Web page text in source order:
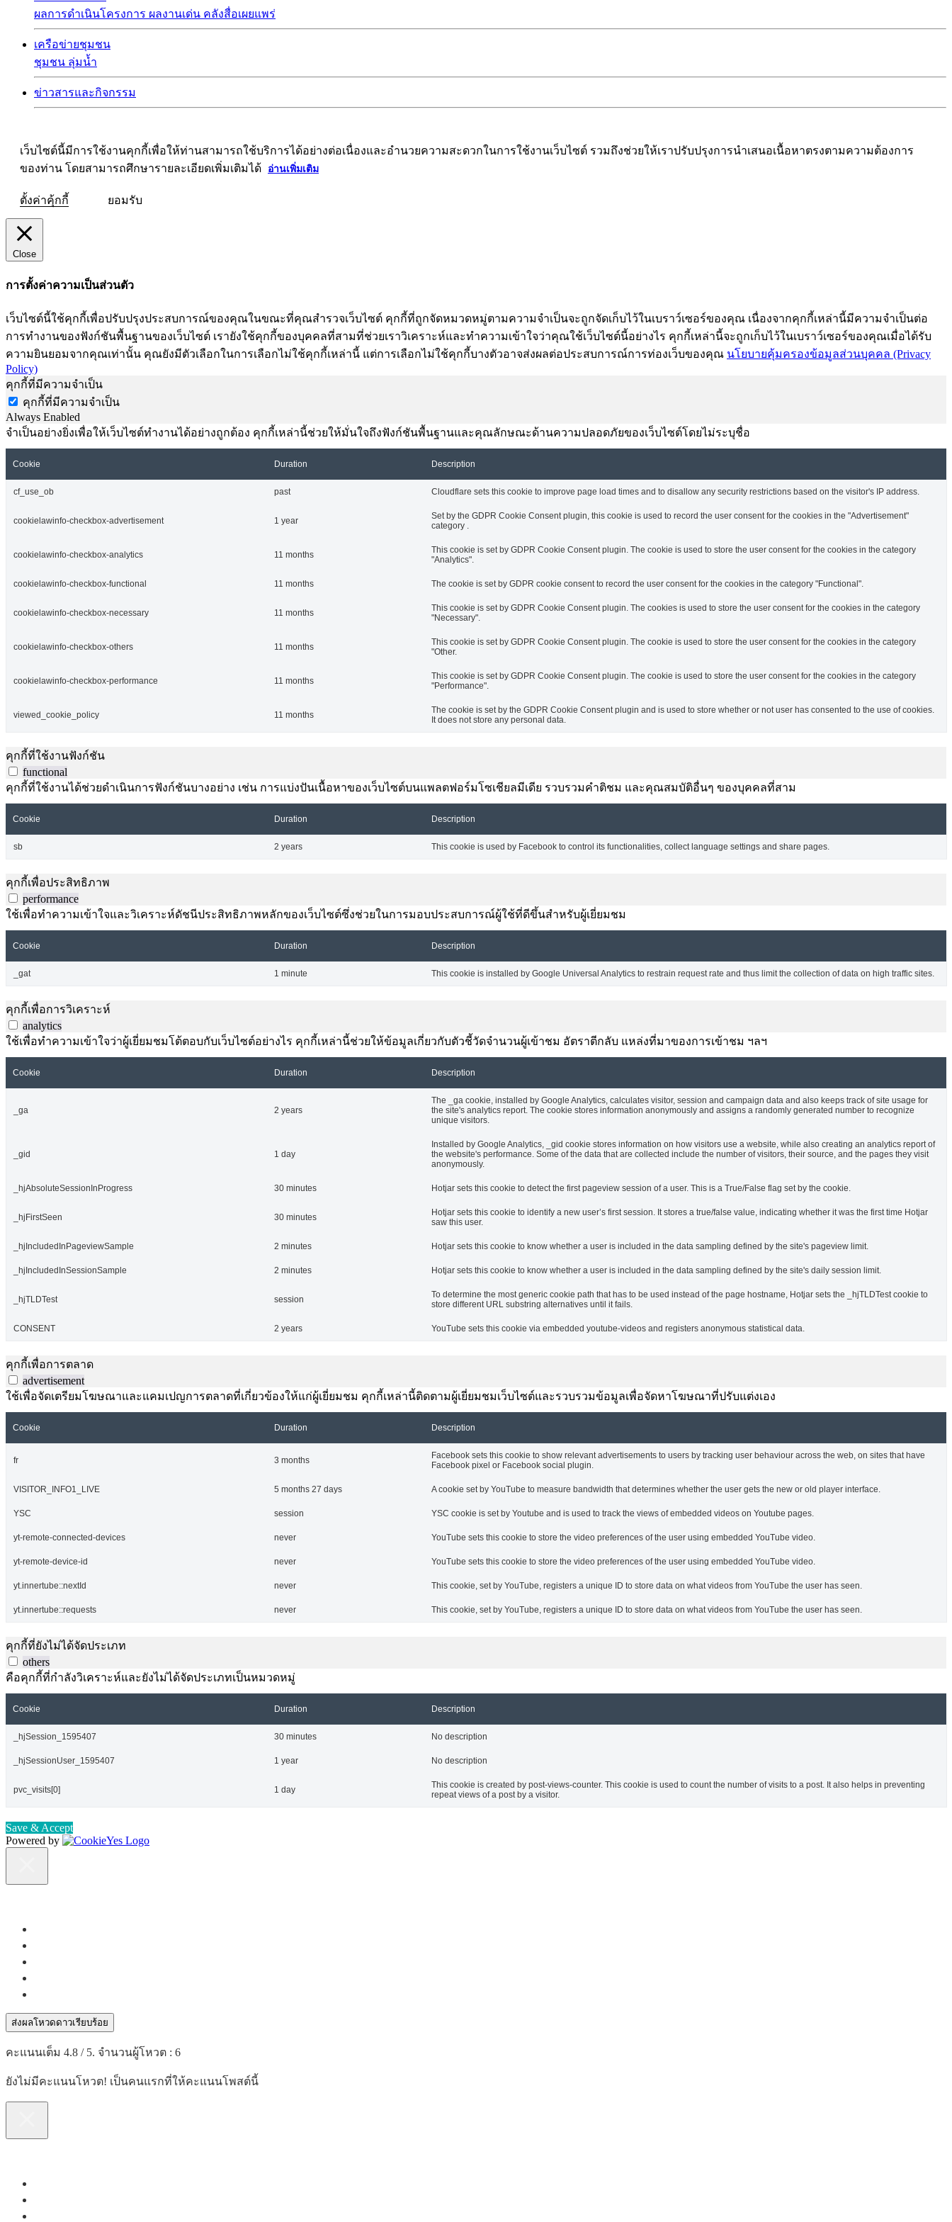
ผลการดำเนินโครงการ ผลงานเด่น คลังสื่อเผยแพร่
เครือข่ายชุมชน
ชุมชน ลุ่มน้ำ
ข่าวสารและกิจกรรม
เว็บไซต์นี้มีการใช้งานคุกกี้เพื่อให้ท่านสามารถใช้บริการได้อย่างต่อเนื่องและอำนวยความสะดวกในการใช้งานเว็บไซต์ รวมถึงช่วยให้เราปรับปรุงการนำเสนอเนื้อหาตรงตามความต้องการ
ของท่าน โดยสามารถศึกษารายละเอียดเพิ่มเติมได้
อ่านเพิ่มเติม
ตั้งค่าคุ้กกี้ ยอมรับ
Close
การตั้งค่าความเป็นส่วนตัว
เว็บไซต์นี้ใช้คุกกี้เพื่อปรับปรุงประสบการณ์ของคุณในขณะที่คุณสำรวจเว็บไซต์ คุกกี้ที่ถูกจัดหมวดหมู่ตามความจำเป็นจะถูกจัดเก็บไว้ในเบราว์เซอร์ของคุณ เนื่องจากคุกกี้เหล่านี้มีความจำเป็นต่อ
การทำงานของฟังก์ชันพื้นฐานของเว็บไซต์ เรายังใช้คุกกี้ของบุคคลที่สามที่ช่วยเราวิเคราะห์และทำความเข้าใจว่าคุณใช้เว็บไซต์นี้อย่างไร คุกกี้เหล่านี้จะถูกเก็บไว้ในเบราว์เซอร์ของคุณเมื่อได้รับ
ความยินยอมจากคุณเท่านั้น คุณยังมีตัวเลือกในการเลือกไม่ใช้คุกกี้เหล่านี้ แต่การเลือกไม่ใช้คุกกี้บางตัวอาจส่งผลต่อประสบการณ์การท่องเว็บของคุณ นโยบายคุ้มครองข้อมูลส่วนบุคคล (Privacy
Policy)
คุกกี้ที่มีความจำเป็น
คุกกี้ที่มีความจำเป็น
Always Enabled
จำเป็นอย่างยิ่งเพื่อให้เว็บไซต์ทำงานได้อย่างถูกต้อง คุกกี้เหล่านี้ช่วยให้มั่นใจถึงฟังก์ชันพื้นฐานและคุณลักษณะด้านความปลอดภัยของเว็บไซต์โดยไม่ระบุชื่อ
Cookie Duration Description
cf_use_ob past Cloudflare sets this cookie to improve page load times and to disallow any security restrictions based on the visitor's IP address.
cookielawinfo-checkbox-advertisement 1 year
Set by the GDPR Cookie Consent plugin, this cookie is used to record the user consent for the cookies in the "Advertisement"
category .
cookielawinfo-checkbox-analytics 11 months
This cookie is set by GDPR Cookie Consent plugin. The cookie is used to store the user consent for the cookies in the category
"Analytics".
cookielawinfo-checkbox-functional 11 months The cookie is set by GDPR cookie consent to record the user consent for the cookies in the category "Functional".
cookielawinfo-checkbox-necessary 11 months
This cookie is set by GDPR Cookie Consent plugin. The cookies is used to store the user consent for the cookies in the category
"Necessary".
cookielawinfo-checkbox-others 11 months
This cookie is set by GDPR Cookie Consent plugin. The cookie is used to store the user consent for the cookies in the category
"Other.
cookielawinfo-checkbox-performance 11 months
This cookie is set by GDPR Cookie Consent plugin. The cookie is used to store the user consent for the cookies in the category
"Performance".
viewed_cookie_policy 11 months
The cookie is set by the GDPR Cookie Consent plugin and is used to store whether or not user has consented to the use of cookies.
It does not store any personal data.
คุกกี้ที่ใช้งานฟังก์ชัน
functional
คุกกี้ที่ใช้งานได้ช่วยดำเนินการฟังก์ชันบางอย่าง เช่น การแบ่งปันเนื้อหาของเว็บไซต์บนแพลตฟอร์มโซเชียลมีเดีย รวบรวมคำติชม และคุณสมบัติอื่นๆ ของบุคคลที่สาม
Cookie Duration Description
sb 2 years This cookie is used by Facebook to control its functionalities, collect language settings and share pages.
คุกกี้เพื่อประสิทธิภาพ
performance
ใช้เพื่อทำความเข้าใจและวิเคราะห์ดัชนีประสิทธิภาพหลักของเว็บไซต์ซึ่งช่วยในการมอบประสบการณ์ผู้ใช้ที่ดีขึ้นสำหรับผู้เยี่ยมชม
Cookie Duration Description
_gat 1 minute This cookie is installed by Google Universal Analytics to restrain request rate and thus limit the collection of data on high traffic sites.
คุกกี้เพื่อการวิเคราะห์
analytics
ใช้เพื่อทำความเข้าใจว่าผู้เยี่ยมชมโต้ตอบกับเว็บไซต์อย่างไร คุกกี้เหล่านี้ช่วยให้ข้อมูลเกี่ยวกับตัวชี้วัดจำนวนผู้เข้าชม อัตราตีกลับ แหล่งที่มาของการเข้าชม ฯลฯ
Cookie Duration Description
_ga 2 years
The _ga cookie, installed by Google Analytics, calculates visitor, session and campaign data and also keeps track of site usage for
the site's analytics report. The cookie stores information anonymously and assigns a randomly generated number to recognize
unique visitors.
_gid 1 day
Installed by Google Analytics, _gid cookie stores information on how visitors use a website, while also creating an analytics report of
the website's performance. Some of the data that are collected include the number of visitors, their source, and the pages they visit
anonymously.
_hjAbsoluteSessionInProgress 30 minutes Hotjar sets this cookie to detect the first pageview session of a user. This is a True/False flag set by the cookie.
_hjFirstSeen 30 minutes
Hotjar sets this cookie to identify a new user’s first session. It stores a true/false value, indicating whether it was the first time Hotjar
saw this user.
_hjIncludedInPageviewSample 2 minutes Hotjar sets this cookie to know whether a user is included in the data sampling defined by the site's pageview limit.
_hjIncludedInSessionSample 2 minutes Hotjar sets this cookie to know whether a user is included in the data sampling defined by the site's daily session limit.
_hjTLDTest session
To determine the most generic cookie path that has to be used instead of the page hostname, Hotjar sets the _hjTLDTest cookie to
store different URL substring alternatives until it fails.
CONSENT 2 years YouTube sets this cookie via embedded youtube-videos and registers anonymous statistical data.
คุกกี้เพื่อการตลาด
advertisement
ใช้เพื่อจัดเตรียมโฆษณาและแคมเปญการตลาดที่เกี่ยวข้องให้แก่ผู้เยี่ยมชม คุกกี้เหล่านี้ติดตามผู้เยี่ยมชมเว็บไซต์และรวบรวมข้อมูลเพื่อจัดหาโฆษณาที่ปรับแต่งเอง
Cookie Duration Description
fr 3 months
Facebook sets this cookie to show relevant advertisements to users by tracking user behaviour across the web, on sites that have
Facebook pixel or Facebook social plugin.
VISITOR_INFO1_LIVE 5 months 27 days A cookie set by YouTube to measure bandwidth that determines whether the user gets the new or old player interface.
YSC session YSC cookie is set by Youtube and is used to track the views of embedded videos on Youtube pages.
yt-remote-connected-devices never YouTube sets this cookie to store the video preferences of the user using embedded YouTube video.
yt-remote-device-id never YouTube sets this cookie to store the video preferences of the user using embedded YouTube video.
yt.innertube::nextId never This cookie, set by YouTube, registers a unique ID to store data on what videos from YouTube the user has seen.
yt.innertube::requests never This cookie, set by YouTube, registers a unique ID to store data on what videos from YouTube the user has seen.
คุกกี้ที่ยังไม่ได้จัดประเภท
others
คือคุกกี้ที่กำลังวิเคราะห์และยังไม่ได้จัดประเภทเป็นหมวดหมู่
Cookie Duration Description
_hjSession_1595407 30 minutes No description
_hjSessionUser_1595407 1 year No description
pvc_visits[0] 1 day
This cookie is created by post-views-counter. This cookie is used to count the number of visits to a post. It also helps in preventing
repeat views of a post by a visitor.
Save & Accept
Powered by
ส่งผลโหวดดาวเรียบร้อย
คะแนนเต็ม 4.8 / 5. จำนวนผู้โหวต : 6
ยังไม่มีคะแนนโหวต! เป็นคนแรกที่ให้คะแนนโพสต์นี้